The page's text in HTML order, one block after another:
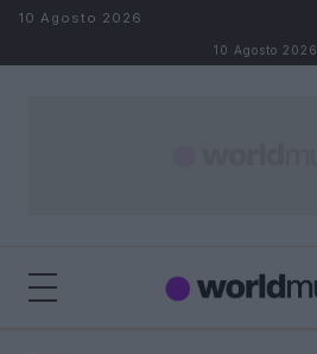
Salta al contenuto
10 Agosto 2026
10 Agosto 2026